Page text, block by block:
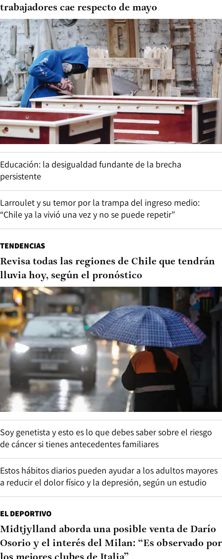
trabajadores cae respecto de mayo
Educación: la desigualdad fundante de la brecha
persistente
Larroulet y su temor por la trampa del ingreso medio:
“Chile ya la vivió una vez y no se puede repetir”
TENDENCIAS
Revisa todas las regiones de Chile que tendrán
lluvia hoy, según el pronóstico
Soy genetista y esto es lo que debes saber sobre el riesgo
de cáncer si tienes antecedentes familiares
Estos hábitos diarios pueden ayudar a los adultos mayores
a reducir el dolor físico y la depresión, según un estudio
EL DEPORTIVO
Midtjylland aborda una posible venta de Darío
Osorio y el interés del Milan: “Es observado por